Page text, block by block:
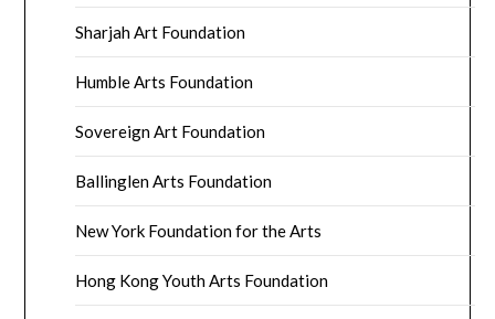
Sharjah Art Foundation
Humble Arts Foundation
Sovereign Art Foundation
Ballinglen Arts Foundation
New York Foundation for the Arts
Hong Kong Youth Arts Foundation